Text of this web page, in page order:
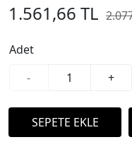
1.561,66 TL
Adet
-
+